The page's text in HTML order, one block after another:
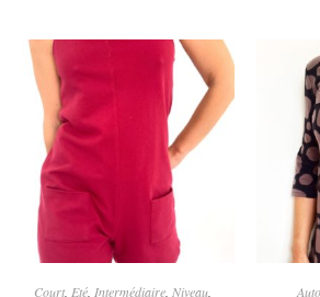
AJOUTER AU PANIER
Court, Eté, Intermédiaire, Niveau,